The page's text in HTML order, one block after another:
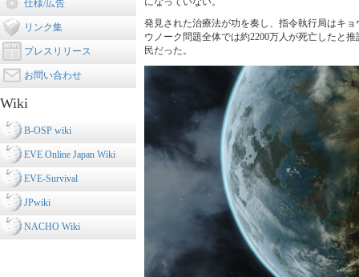
仕様/広告
リンク集
プレスリリース
お問い合わせ
Wiki
B-OSP wiki
EVE Online Japan Wiki
EVE-Survival
JPwiki
NACHO Wiki
発見された治療法が功を奏し、指令執行局はキ
ウノーク問題全体では約2200万人が死亡したと
民だった。